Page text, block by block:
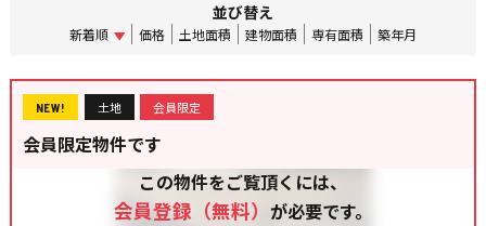
並び替え
新着順 価格 土地面積 建物面積 専有面積 築年月
NEW! 土地 会員限定
会員限定物件です
この物件をご覧頂くには、
会員登録（無料） が必要です。